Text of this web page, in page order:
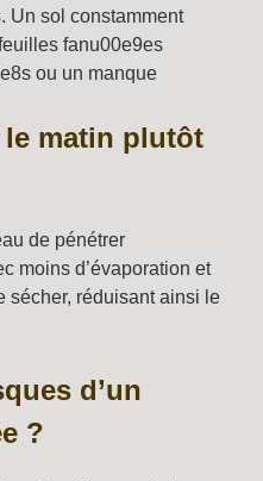
Un sol constamment
fanu00e9es
ou un manque
matin plutôt
de pénétrer
moins d’évaporation et
sécher, réduisant ainsi le
d’un
?